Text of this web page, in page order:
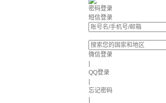
密码登录
短信登录
微信登录
QQ登录
忘记密码